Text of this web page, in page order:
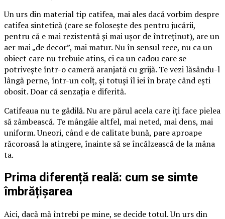
Un urs din material tip catifea, mai ales dacă vorbim despre
catifea sintetică (care se folosește des pentru jucării,
pentru că e mai rezistentă și mai ușor de întreținut), are un
aer mai „de decor”, mai matur. Nu în sensul rece, nu ca un
obiect care nu trebuie atins, ci ca un cadou care se
potrivește într-o cameră aranjată cu grijă. Te vezi lăsându-l
lângă perne, într-un colț, și totuși îl iei în brațe când ești
obosit. Doar că senzația e diferită.
Catifeaua nu te gâdilă. Nu are părul acela care îți face pielea
să zâmbească. Te mângâie altfel, mai neted, mai dens, mai
uniform. Uneori, când e de calitate bună, pare aproape
răcoroasă la atingere, înainte să se încălzească de la mâna
ta.
Prima diferență reală: cum se simte
îmbrățișarea
Aici, dacă mă întrebi pe mine, se decide totul. Un urs din